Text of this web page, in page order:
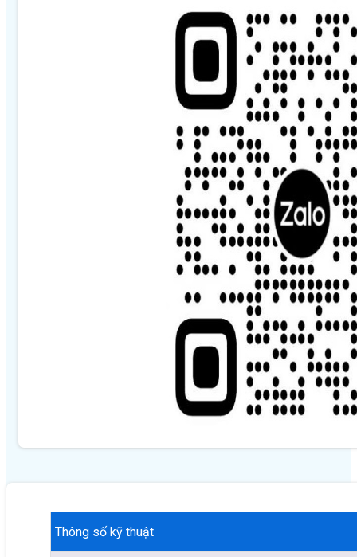
Thông số kỹ thuật